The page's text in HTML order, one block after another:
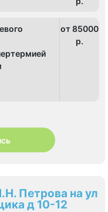
от 85000
p.
Петрова на ул
д 10-12